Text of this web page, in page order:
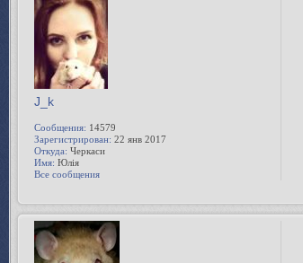
J_k
Сообщения: 14579
Зарегистрирован: 22 янв 2017
Откуда: Черкаси
Имя: Юлія
Все сообщения